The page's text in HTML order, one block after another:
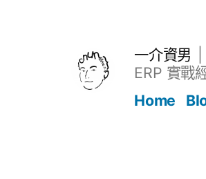
一介資男
ERP 實戰
Home